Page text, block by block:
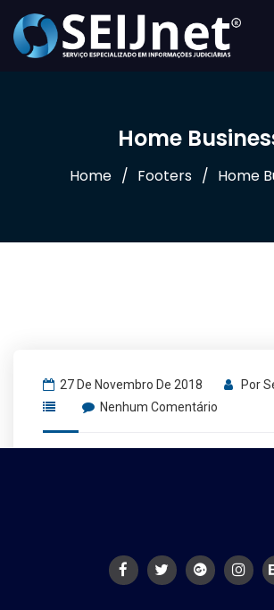
Home
Home Footers Home
27 De Novembro De 2018 Por
Nenhum Comentário